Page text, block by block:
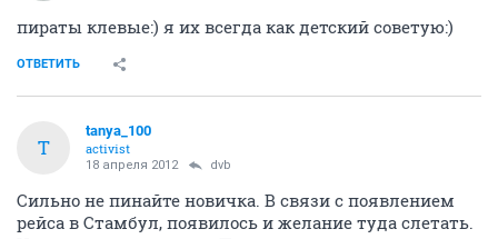
пираты клевые:) я их всегда как детский советую:)
ОТВЕТИТЬ
T
tanya_100
activist
18 апреля 2012 dvb
Сильно не пинайте новичка. В связи с появлением
рейса в Стамбул, появилось и желание туда слетать.